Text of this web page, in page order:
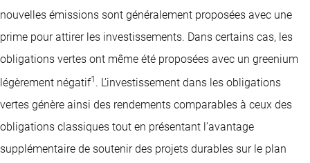
nouvelles émissions sont généralement proposées avec une
prime pour attirer les investissements. Dans certains cas, les
obligations vertes ont même été proposées avec un greenium
légèrement négatif1 . L’investissement dans les obligations
vertes génère ainsi des rendements comparables à ceux des
obligations classiques tout en présentant l’avantage
supplémentaire de soutenir des projets durables sur le plan